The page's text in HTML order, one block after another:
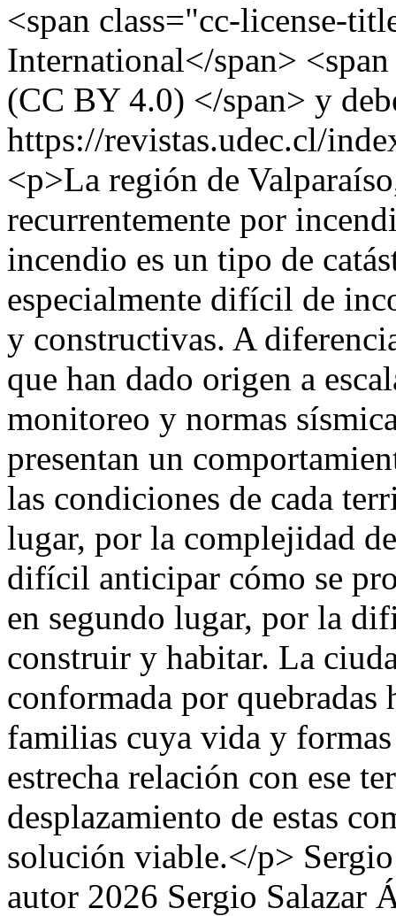
<span class="cc-license-
International</span>
(CC BY 4.0) </span> y
https://revistas.udec.cl/
<p>La región de
recurrentemente por
incendio es un tipo de
especialmente difícil de
y constructivas. A
que han dado origen a
monitoreo y normas
presentan un
las condiciones de cada
lugar, por la complejidad
difícil anticipar cómo se
en segundo lugar, por la
construir y habitar. La
conformada por quebradas
familias cuya vida y
estrecha relación con ese
desplazamiento de estas
solución viable.</p>
autor 2026 Sergio Salazar